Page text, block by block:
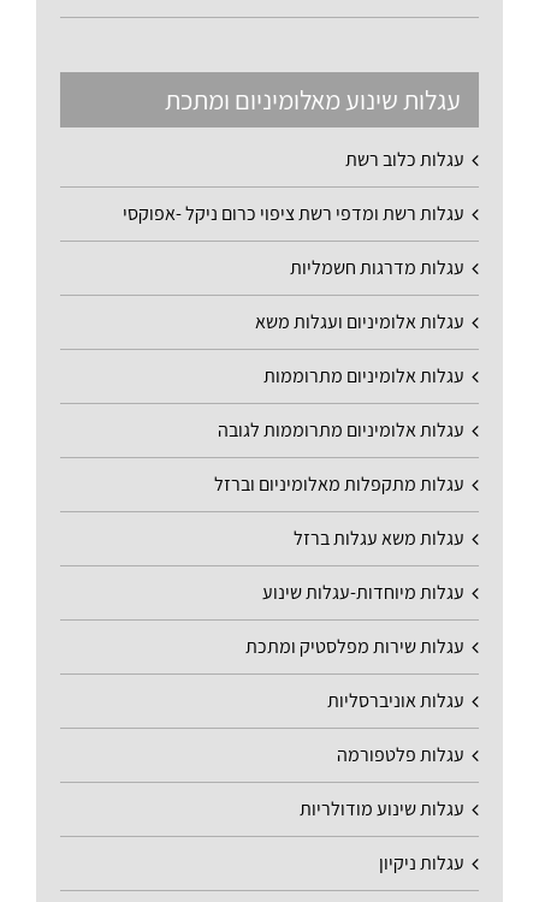
עגלות שינוע מאלומיניום ומתכת
עגלות כלוב רשת
עגלות רשת ומדפי רשת ציפוי כרום ניקל -אפוקסי
עגלות מדרגות חשמליות
עגלות אלומיניום ועגלות משא
עגלות אלומיניום מתרוממות
עגלות אלומיניום מתרוממות לגובה
עגלות מתקפלות מאלומיניום וברזל
עגלות משא עגלות ברזל
עגלות מיוחדות-עגלות שינוע
עגלות שירות מפלסטיק ומתכת
עגלות אוניברסליות
עגלות פלטפורמה
עגלות שינוע מודולריות
עגלות ניקיון